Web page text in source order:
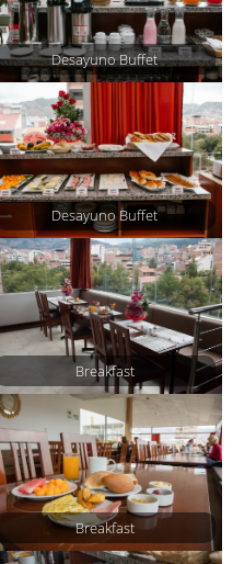
Desayuno Buffet
Desayuno Buffet
Breakfast
Breakfast